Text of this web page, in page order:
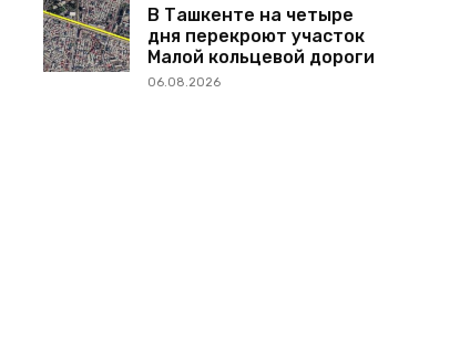
В Ташкенте на четыре
дня перекроют участок
Малой кольцевой дороги
06.08.2026